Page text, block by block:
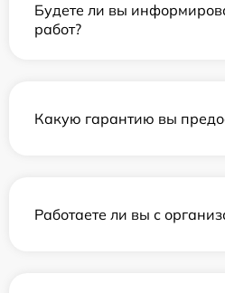
Будете ли вы
работ?
Какую гарантию вы
Работаете ли вы с